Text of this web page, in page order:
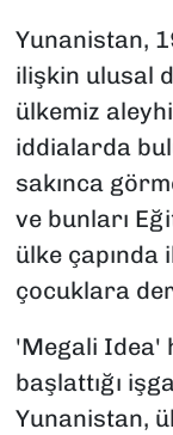
Yunanistan,
ilişkin ulusal
ülkemiz
iddialarda
sakınca
ve bunları
ülke
çocuklara
'Megali Idea'
başlattığı
Yunanistan,